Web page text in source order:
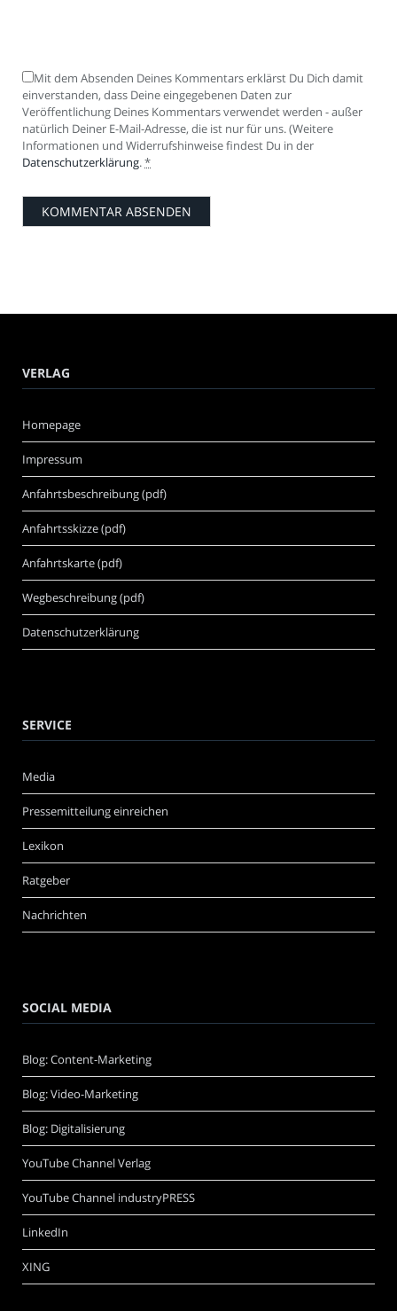
Mit dem Absenden Deines Kommentars erklärst Du Dich damit
einverstanden, dass Deine eingegebenen Daten zur
Veröffentlichung Deines Kommentars verwendet werden - außer
natürlich Deiner E-Mail-Adresse, die ist nur für uns. (Weitere
Informationen und Widerrufshinweise findest Du in der
Datenschutzerklärung.*
VERLAG
Homepage
Impressum
Anfahrtsbeschreibung (pdf)
Anfahrtsskizze (pdf)
Anfahrtskarte (pdf)
Wegbeschreibung (pdf)
Datenschutzerklärung
SERVICE
Media
Pressemitteilung einreichen
Lexikon
Ratgeber
Nachrichten
SOCIAL MEDIA
Blog: Content-Marketing
Blog: Video-Marketing
Blog: Digitalisierung
YouTube Channel Verlag
YouTube Channel industryPRESS
LinkedIn
XING